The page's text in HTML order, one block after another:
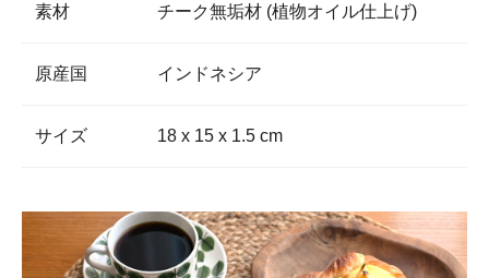
素材 チーク無垢材 (植物オイル仕上げ)
原産国 インドネシア
サイズ 18 x 15 x 1.5 cm